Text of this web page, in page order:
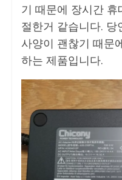
기 때문에 장시간
절한거 같습니다.
사양이 괜찮기 때문
하는 제품입니다.